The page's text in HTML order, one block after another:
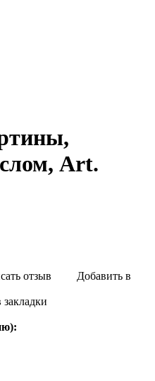
Art.
отзыв
Добавить в